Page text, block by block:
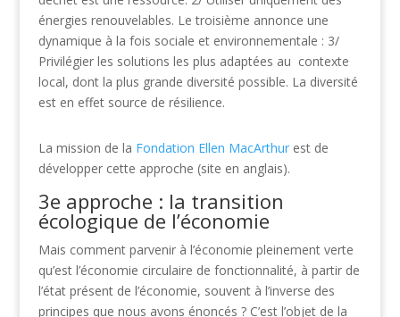
énergies renouvelables. Le troisième annonce une
dynamique à la fois sociale et environnementale : 3/
Privilégier les solutions les plus adaptées au contexte
local, dont la plus grande diversité possible. La diversité
est en effet source de résilience.
La mission de la Fondation Ellen MacArthurest de
développer cette approche (site en anglais).
3e approche : la transition
écologique de l’économie
Mais comment parvenir à l’économie pleinement verte
qu’est l’économie circulaire de fonctionnalité, à partir de
l’état présent de l’économie, souvent à l’inverse des
principes que nous avons énoncés ? C’est l’objet de la